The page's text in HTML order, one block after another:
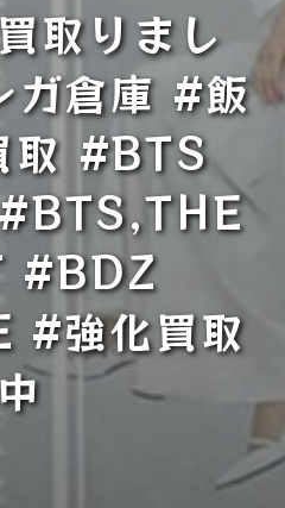
取りまし
ガ倉庫 #飯
取 #BTS
#BDZ
#強化買取
中